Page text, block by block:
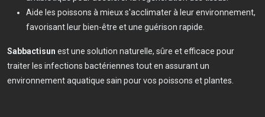
Aide les poissons à mieux s'acclimater à leur environnement,
favorisant leur bien-être et une guérison rapide.
Sabbactisun est une solution naturelle, sûre et efficace pour
traiter les infections bactériennes tout en assurant un
environnement aquatique sain pour vos poissons et plantes.